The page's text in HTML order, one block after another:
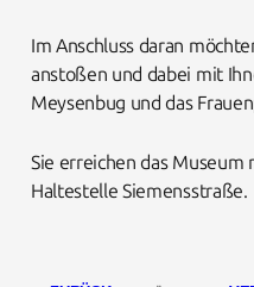
Im Anschluss daran
anstoßen und dabei mit
Meysenbug und das
Sie erreichen das
Haltestelle Siemensstraße.